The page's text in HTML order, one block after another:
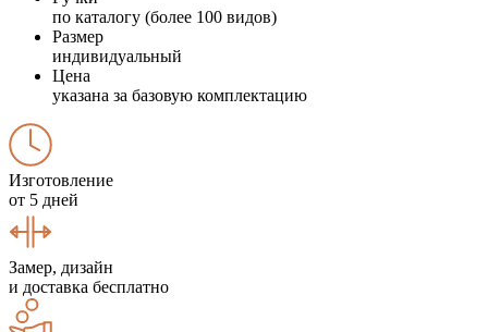
по каталогу (более 100 видов)
Размер
индивидуальный
Цена
указана за базовую комплектацию
Изготовление
от 5 дней
Замер, дизайн
и доставка бесплатно